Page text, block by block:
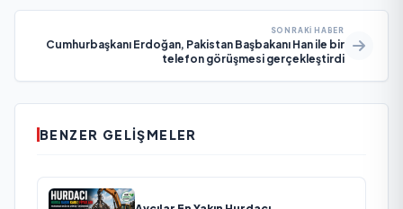
SONRAKI HABER
Cumhurbaşkanı Erdoğan, Pakistan Başbakanı Han ile bir
telefon görüşmesi gerçekleştirdi
BENZER GELIŞMELER